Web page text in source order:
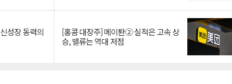
성장 동력의 [홍콩 대장주] 메이퇀② 실적은 고속 상
승, 밸류는 역대 저점